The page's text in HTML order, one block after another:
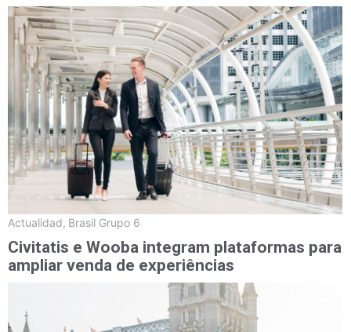
Actualidad, Brasil Grupo 6
Civitatis e Wooba integram plataformas para
ampliar venda de experiências